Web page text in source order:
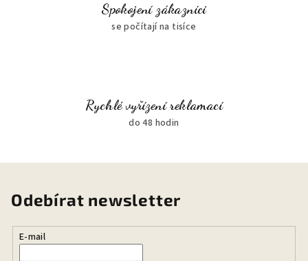
Spokojení zákazníci
se počítají na tisíce
Rychlé vyřízení reklamací
do 48 hodin
Odebírat newsletter
E-mail